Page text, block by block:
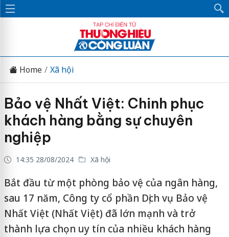
Home Xã hội
Bảo vệ Nhất Việt: Chinh phục
khách hàng bằng sự chuyên
nghiệp
14:35 28/08/2024 Xã hội
Bắt đầu từ một phòng bảo vệ của ngân hàng,
sau 17 năm, Công ty cổ phần Dịch vụ Bảo vệ
Nhất Việt (Nhất Việt) đã lớn mạnh và trở
thành lựa chọn uy tín của nhiều khách hàng